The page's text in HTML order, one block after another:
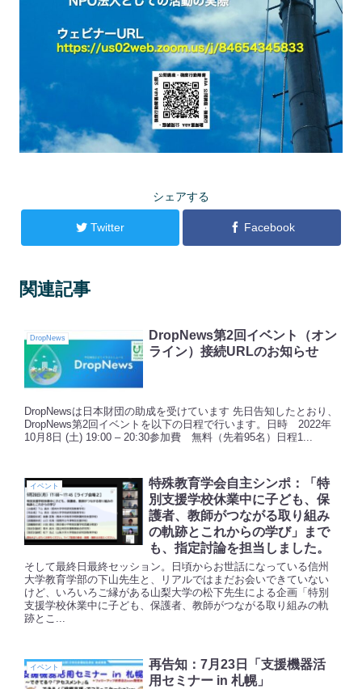
シェアする
Twitter Facebook
関連記事
DropNews
DropNews第2回イベント（オン
ライン）接続URLのお知らせ
DropNewsは日本財団の助成を受けています 先日告知したとおり、
DropNews第2回イベントを以下の日程で行います。日時 2022年
10月8日 (土) 19:00 – 20:30参加費 無料（先着95名）日程1...
イベント
特殊教育学会自主シンポ：「特
別支援学校休業中に子ども、保
護者、教師がつながる取り組み
の軌跡とこれからの学び」まで
も、指定討論を担当しました。
そして最終日最終セッション。日頃からお世話になっている信州
大学教育学部の下山先生と、リアルではまだお会いできていない
けど、いろいろご縁がある山梨大学の松下先生による企画「特別
支援学校休業中に子ども、保護者、教師がつながる取り組みの軌
跡とこ...
イベント
再告知：7月23日「支援機器活
用セミナー in 札幌」